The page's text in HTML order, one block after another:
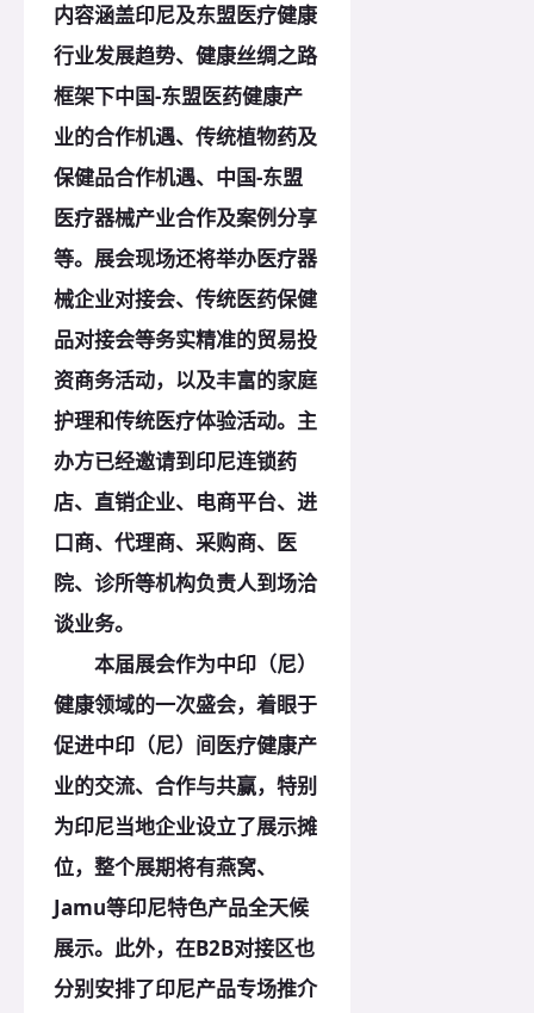
内容涵盖印尼及东盟医疗健康
行业发展趋势、健康丝绸之路
框架下中国-东盟医药健康产
业的合作机遇、传统植物药及
保健品合作机遇、中国-东盟
医疗器械产业合作及案例分享
等。展会现场还将举办医疗器
械企业对接会、传统医药保健
品对接会等务实精准的贸易投
资商务活动，以及丰富的家庭
护理和传统医疗体验活动。主
办方已经邀请到印尼连锁药
店、直销企业、电商平台、进
口商、代理商、采购商、医
院、诊所等机构负责人到场洽
谈业务。
本届展会作为中印（尼）
健康领域的一次盛会，着眼于
促进中印（尼）间医疗健康产
业的交流、合作与共赢，特别
为印尼当地企业设立了展示摊
位，整个展期将有燕窝、
Jamu等印尼特色产品全天候
展示。此外，在B2B对接区也
分别安排了印尼产品专场推介